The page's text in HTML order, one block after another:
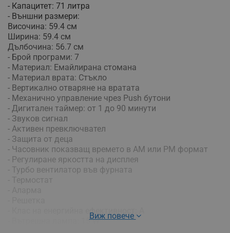
- Капацитет: 71 литра
- Външни размери:
Височина: 59.4 см
Ширина: 59.4 см
Дълбочина: 56.7 см
- Брой програми: 7
- Материал: Емайлирана стомана
- Материал врата: Стъкло
- Вертикално отваряне на вратата
- Механично управление чрез Push бутони
- Дигитален таймер: от 1 до 90 минути
- Звуков сигнал
- Активен превключвател
- Защита от деца
- Часовник показващ времето в АМ или РМ формат
- Регулиране яркостта на дисплея
- Турбо вентилатор във фурната
- Термостат
- Клас на енергийна ефективност: А
- Вътрешна лампа: 15 W
Виж повече